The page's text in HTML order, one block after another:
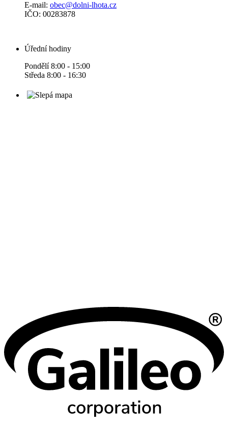
E-mail: obec@dolni-lhota.cz
IČO: 00283878
Úřední hodiny
Pondělí 8:00 - 15:00
Středa 8:00 - 16:30